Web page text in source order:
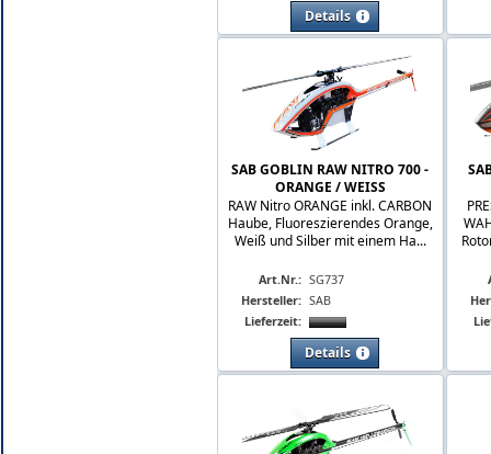
Details
SAB GOBLIN RAW NITRO 700 -
ORANGE / WEISS
RAW Nitro ORANGE inkl. CARBON
Haube, Fluoreszierendes Orange,
Weiß und Silber mit einem Ha...
Art.Nr.: SG737
Hersteller: SAB
Lieferzeit:
Details